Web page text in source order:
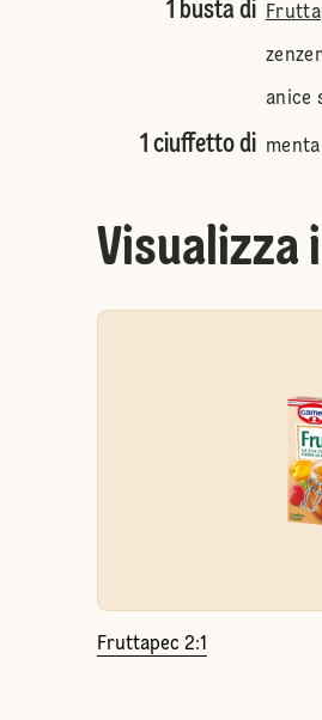
1 busta di
anice
1 ciuffetto di menta
Visualizza
Fruttapec 2:1